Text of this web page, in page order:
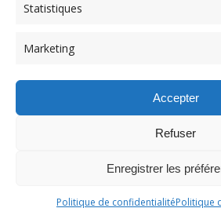
Statistiques
Marketing
Accepter
Refuser
Enregistrer les
Politique de confidentialitéPolitique
Navigation
de
l'article
Previous
Pendragon Mai 2023 (95)
© 2026 Maison des Jeunes de